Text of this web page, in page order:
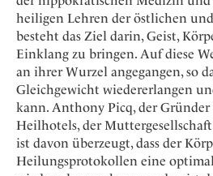
heiligen Lehren der östlichen
besteht das Ziel darin, Geist,
Einklang zu bringen. Auf diese
an ihrer Wurzel angegangen, so
Gleichgewicht wiedererlangen
kann. Anthony Picq, der Gründer
Heilhotels, der
ist davon überzeugt, dass der
Heilungsprotokollen eine